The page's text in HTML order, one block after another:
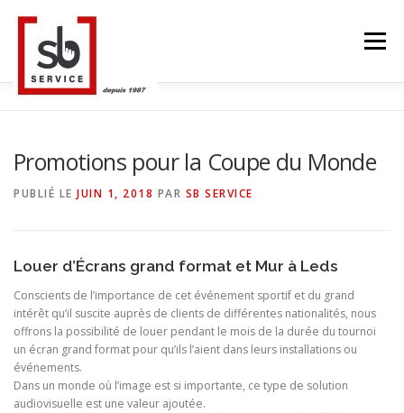
contenu
Menu
Promotions pour la Coupe du Monde
PUBLIÉ LE JUIN 1, 2018 PAR SB SERVICE
Louer d’Écrans grand format et Mur à Leds
Conscients de l’importance de cet événement sportif et du grand
intérêt qu’il suscite auprès de clients de différentes nationalités, nous
offrons la possibilité de louer pendant le mois de la durée du tournoi
un écran grand format pour qu’ils l’aient dans leurs installations ou
événements.
Dans un monde où l’image est si importante, ce type de solution
audiovisuelle est une valeur ajoutée.